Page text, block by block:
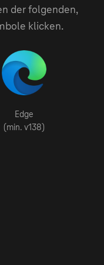
der folgenden,
klicken.
Edge
(min. v138)